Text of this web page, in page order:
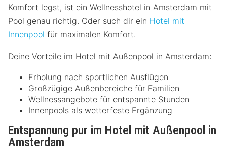
Komfort legst, ist ein Wellnesshotel in Amsterdam mit
Pool genau richtig. Oder such dir ein Hotel mit
Innenpool für maximalen Komfort.
Deine Vorteile im Hotel mit Außenpool in Amsterdam:
Erholung nach sportlichen Ausflügen
Großzügige Außenbereiche für Familien
Wellnessangebote für entspannte Stunden
Innenpools als wetterfeste Ergänzung
Entspannung pur im Hotel mit Außenpool in
Amsterdam